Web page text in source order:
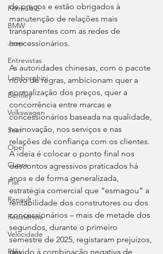
Fórmula E
BMW
Jeep
Entrevistas
Lamborghini
Bentley
Volkswagen
Seat
Opel
Cupra
Fiat
Renault
Resistência
Velocidade
Ralis
de preços e estão obrigados à
manutenção de relações mais
transparentes com as redes de
concessionários.
As autoridades chinesas, com o pacote
novo de regras, ambicionam quer a
normalização dos preços, quer a
concorrência entre marcas e
concessionários baseada na qualidade,
na inovação, nos serviços e nas
relações de confiança com os clientes.
A ideia é colocar o ponto final nos
descontos agressivos praticados há
anos e de forma generalizada,
estratégia comercial que “esmagou” a
rentabilidade dos construtores ou dos
concessionários – mais de metade dos
segundos, durante o primeiro
semestre de 2025, registaram prejuízos,
devido à combinação negativa de